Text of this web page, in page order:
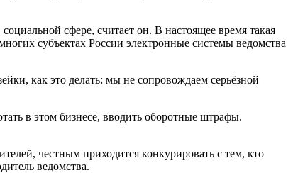
сфере, считает он. В настоящее время такая
субъектах России электронные системы ведомства
как это делать: мы не сопровождаем серьёзной
в этом бизнесе, вводить оборотные штрафы.
честным приходится конкурировать с тем, кто
ведомства.